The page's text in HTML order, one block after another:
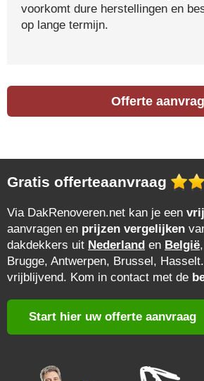
voorkomt dure herstellingen en
op lange termijn.
Offerte
Gratis offerteaanvraag
Via DakRenoveren.net kan je een
aanvragen en prijzen vergelijken
dakdekkers uit Nederland en België
Brugge, Antwerpen, Brussel,
vrijblijvend. Kom in contact met de
Start hier uw offerte aanvraag